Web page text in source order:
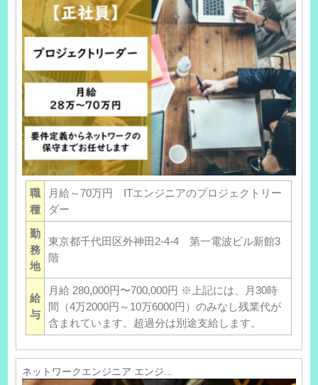
職
種
月給～70万円 ITエンジニアのプロジェクトリー
ダー
勤
務
地
東京都千代田区外神田2-4-4 第一電波ビル新館3
階
給
与
月給 280,000円〜700,000円 ※上記には、月30時
間（4万2000円～10万6000円）のみなし残業代が
含まれています。超過分は別途支給します。
ネットワークエンジニア エンジ...